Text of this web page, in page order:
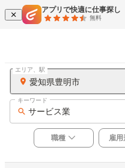
アプリで快適に仕事探し
無料
愛知県豊明市
エリア、駅
サービス業
キーワード
職種 雇